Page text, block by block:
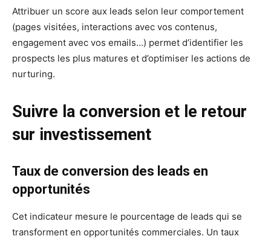
Attribuer un score aux leads selon leur comportement
(pages visitées, interactions avec vos contenus,
engagement avec vos emails…) permet d’identifier les
prospects les plus matures et d’optimiser les actions de
nurturing.
Suivre la conversion et le retour
sur investissement
Taux de conversion des leads en
opportunités
Cet indicateur mesure le pourcentage de leads qui se
transforment en opportunités commerciales. Un taux